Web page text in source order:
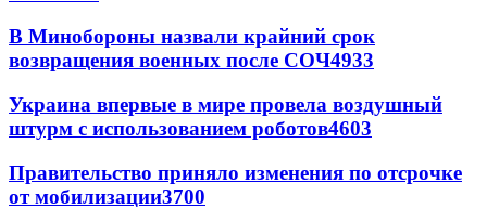
В Минобороны назвали крайний срок
возвращения военных после СОЧ4933
Украина впервые в мире провела воздушный
штурм с использованием роботов4603
Правительство приняло изменения по отсрочке
от мобилизации3700